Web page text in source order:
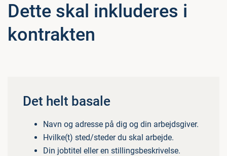
Dette skal inkluderes i
kontrakten
Det helt basale
Navn og adresse på dig og din arbejdsgiver.
Hvilke(t) sted/steder du skal arbejde.
Din jobtitel eller en stillingsbeskrivelse.